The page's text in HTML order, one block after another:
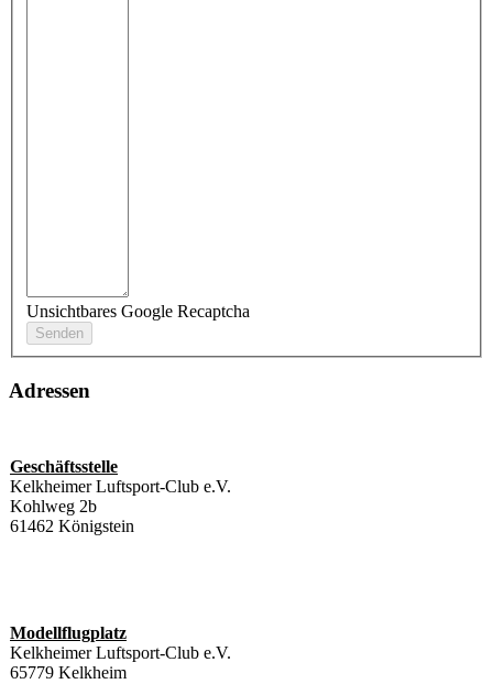
Unsichtbares Google Recaptcha
Adressen
Geschäftsstelle
Kelkheimer Luftsport-Club e.V.
Kohlweg 2b
61462 Königstein
Modellflugplatz
Kelkheimer Luftsport-Club e.V.
65779 Kelkheim